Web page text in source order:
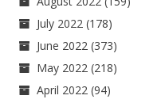
July 2022 (178)
June 2022 (373)
May 2022 (218)
April 2022 (94)